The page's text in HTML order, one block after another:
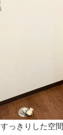
っきりした空間